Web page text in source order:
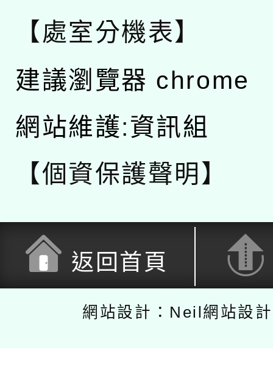
【處室分機表】
建議瀏覽器 chrome
網站維護:資訊組
【個資保護聲明】
返回首頁
網站設計：Neil網站設